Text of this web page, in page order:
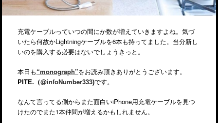
充電ケーブルっていつの間にか数が増えていきますよね。気づ
いたら何故かLightningケーブルを6本も持ってました。当分新し
いのを購入する必要はないでしょうきっと。
本日も“monograph”をお読み頂きありがとうございます。
PITE.（@infoNumber333)です。
なんて言ってる側からまた面白いiPhone用充電ケーブルを見つ
けたのでまた1本仲間が増えるかもしれません。